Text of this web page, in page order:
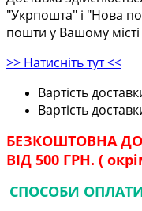
"Укрпошта" і "Нова
пошти у Вашому
>> Натисніть тут <<
Вартість
Вартість
БЕЗКОШТОВНА
ВІД 500 ГРН. (
СПОСОБИ